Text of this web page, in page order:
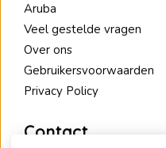
Aruba
Veel gestelde vragen
Over ons
Gebruikersvoorwaarden
Privacy Policy
Contact